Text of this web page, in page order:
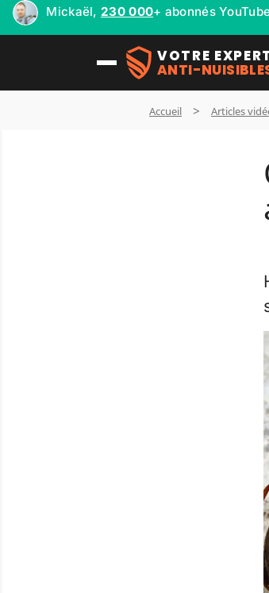
Mickaël, 230 000+ abonnés
VOTRE
ANTI-
Accueil Articles